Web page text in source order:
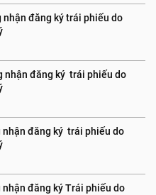
đăng ký trái phiếu do
nhận đăng ký  trái phiếu do
đăng ký  trái phiếu do
đăng ký Trái phiếu do